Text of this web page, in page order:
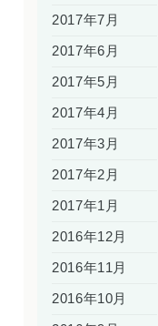
2017年7月
2017年6月
2017年5月
2017年4月
2017年3月
2017年2月
2017年1月
2016年12月
2016年11月
2016年10月